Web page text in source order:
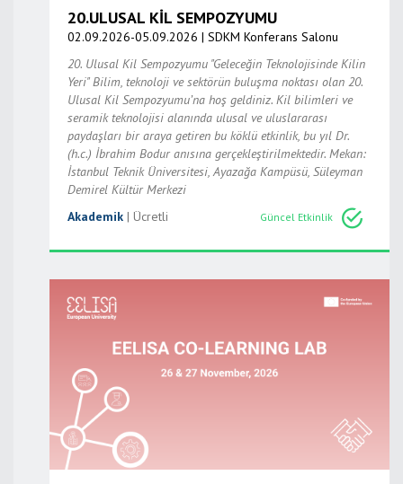
20.ULUSAL KİL SEMPOZYUMU
02.09.2026-05.09.2026 | SDKM Konferans Salonu
Güncel Etkinlik
20. Ulusal Kil Sempozyumu "Geleceğin Teknolojisinde Kilin
Yeri" Bilim, teknoloji ve sektörün buluşma noktası olan 20.
Ulusal Kil Sempozyumu’na hoş geldiniz. Kil bilimleri ve
seramik teknolojisi alanında ulusal ve uluslararası
paydaşları bir araya getiren bu köklü etkinlik, bu yıl Dr.
(h.c.) İbrahim Bodur anısına gerçekleştirilmektedir. Mekan:
İstanbul Teknik Üniversitesi, Ayazağa Kampüsü, Süleyman
Demirel Kültür Merkezi
Akademik | Ücretli